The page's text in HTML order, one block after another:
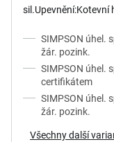
sil.Upevnění:Kotevní
SIMPSON úhel.
žár. pozink.
SIMPSON úhel.
certifikátem
SIMPSON úhel.
žár. pozink.
Všechny další